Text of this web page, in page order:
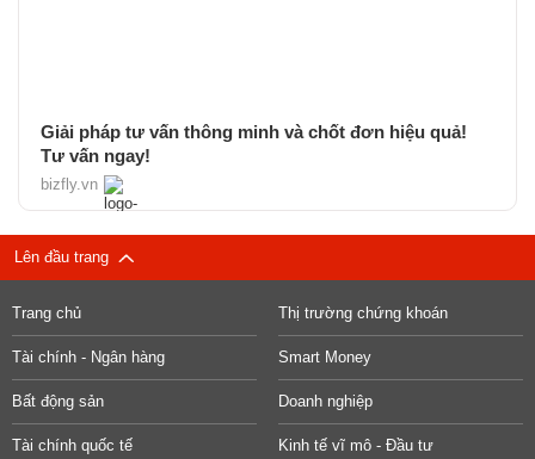
Giải pháp tư vấn thông minh và chốt đơn hiệu quả!
Tư vấn ngay!
bizfly.vn
Lên đầu trang
Trang chủ Thị trường chứng khoán
Tài chính - Ngân hàng Smart Money
Bất động sản Doanh nghiệp
Tài chính quốc tế Kinh tế vĩ mô - Đầu tư